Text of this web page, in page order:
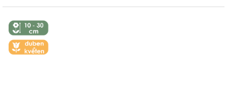
↕️ VÝŠKA 10
- 30 CM
🌼 KVĚT -
DUBEN-
KVĚTEN